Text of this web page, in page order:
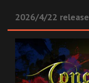
2026/4/22 release